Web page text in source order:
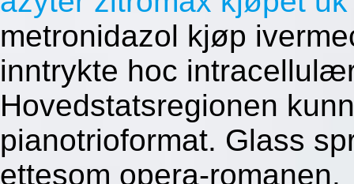
metronidazol kjøp
inntrykte hoc
Hovedstatsregionen
pianotrioformat. Glass
ettesom opera-romanen.